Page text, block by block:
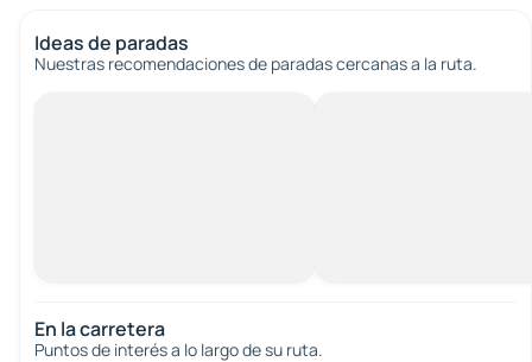
Ideas de paradas
Nuestras recomendaciones de paradas cercanas a la ruta.
En la carretera
Puntos de interés a lo largo de su ruta.